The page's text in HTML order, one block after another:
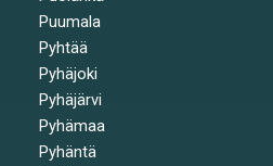
Puumala
Pyhtää
Pyhäjoki
Pyhäjärvi
Pyhämaa
Pyhäntä